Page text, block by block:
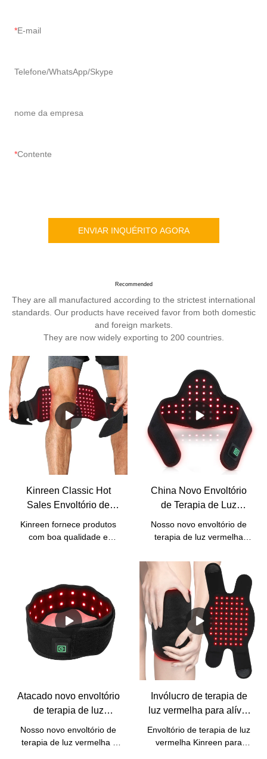
E-mail
Telefone/WhatsApp/Skype
nome da empresa
Contente
ENVIAR INQUÉRITO AGORA
Recommended
They are all manufactured according to the strictest international
standards. Our products have received favor from both domestic
and foreign markets.
They are now widely exporting to 200 countries.
Kinreen Classic Hot
Sales Envoltório de
terapia de luz vermelha
com alça para alívio da
Kinreen fornece produtos
com boa qualidade e
personalizados, incluindo
personalização de
logotipo/caixa/manual/comprimento
de onda.Para o nosso
clássico envoltório de
terapia de luz vermelha,
temos três estilos para sua
bateria embutida.
China Novo Envoltório
de Terapia de Luz
Vermelha para Alívio de
Dor no Ombro
Nosso novo envoltório de
terapia de luz vermelha
ombro.
Atacado novo envoltório
de terapia de luz
vermelha para alívio da
dor no pescoço com bom
Nosso novo envoltório de
terapia de luz vermelha -
Invólucro de terapia de
luz vermelha para alívio
da dor nas articulações
do joelho Varinha de
Envoltório de terapia de luz
vermelha Kinreen para